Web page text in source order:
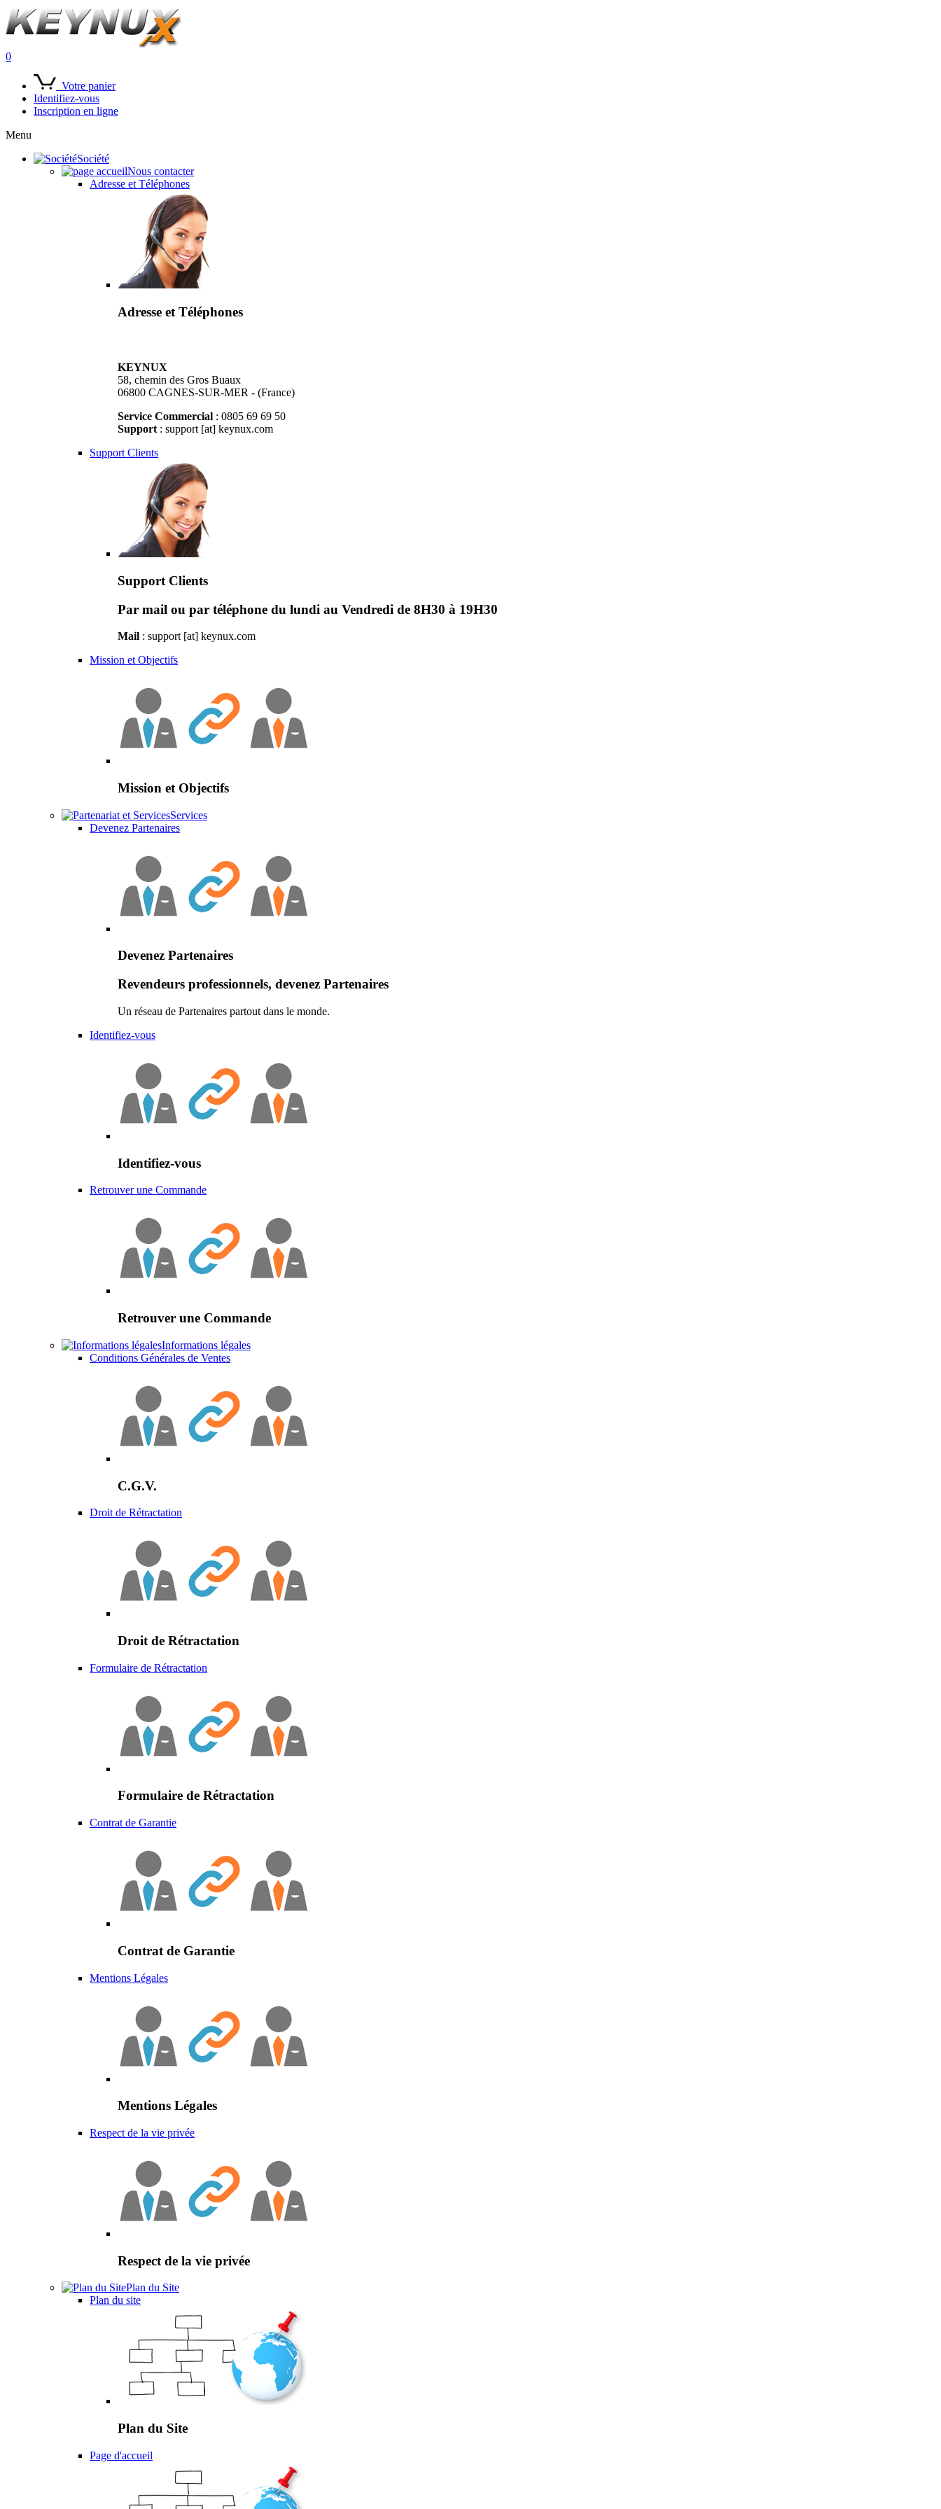
0
Votre panier
Identifiez-vous
Inscription en ligne
Menu
Société
Nous contacter
Adresse et Téléphones
Adresse et Téléphones
KEYNUX
58, chemin des Gros Buaux
06800 CAGNES-SUR-MER - (France)
Service Commercial : 0805 69 69 50
Support : support [at] keynux.com
Support Clients
Support Clients
Par mail ou par téléphone du lundi au Vendredi de 8H30 à 19H30
Mail : support [at] keynux.com
Mission et Objectifs
Mission et Objectifs
Services
Devenez Partenaires
Devenez Partenaires
Revendeurs professionnels, devenez Partenaires
Un réseau de Partenaires partout dans le monde.
Identifiez-vous
Identifiez-vous
Retrouver une Commande
Retrouver une Commande
Informations légales
Conditions Générales de Ventes
C.G.V.
Droit de Rétractation
Droit de Rétractation
Formulaire de Rétractation
Formulaire de Rétractation
Contrat de Garantie
Contrat de Garantie
Mentions Légales
Mentions Légales
Respect de la vie privée
Respect de la vie privée
Plan du Site
Plan du site
Plan du Site
Page d'accueil